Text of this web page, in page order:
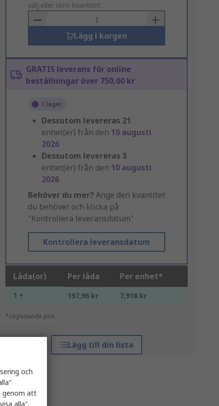
to
Basket
välj eller skriv kvantitet
Lägg i korgen
GRATIS leverans för online
beställningar över 750,00 kr
I lager
Dessutom levereras 21
enhet(er) från den 10 augusti
2026
Dessutom levereras 3
enhet(er) från den 10 augusti
2026
Behöver du mer? Ange den kvantitet
du behöver och klicka på
"Kontrollera leveransdatum"
Kontrollera leveransdatum
Låda(or) Per låda Per enhet*
1 + 197,96 kr 7,918 kr
*vägledande pris
Lägg till din lista
och
genom att
alla".